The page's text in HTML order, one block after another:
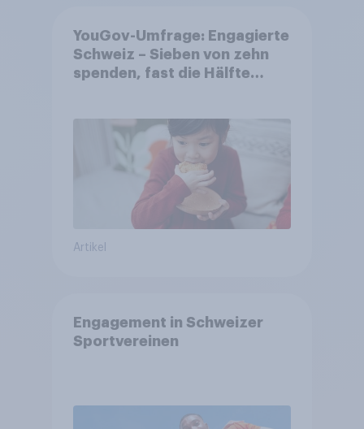
YouGov-Umfrage: Engagierte
Schweiz – Sieben von zehn
spenden, fast die Hälfte
Artikel
Engagement in Schweizer
Sportvereinen